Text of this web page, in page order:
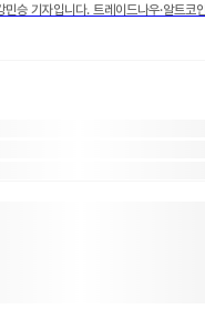
승 기자입니다. 트레이드나우·알트